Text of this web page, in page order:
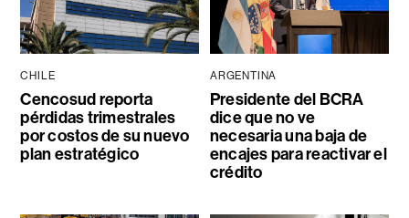
CHILE
Cencosud reporta
pérdidas trimestrales
por costos de su nuevo
plan estratégico
ARGENTINA
Presidente del BCRA
dice que no ve
necesaria una baja de
encajes para reactivar el
crédito